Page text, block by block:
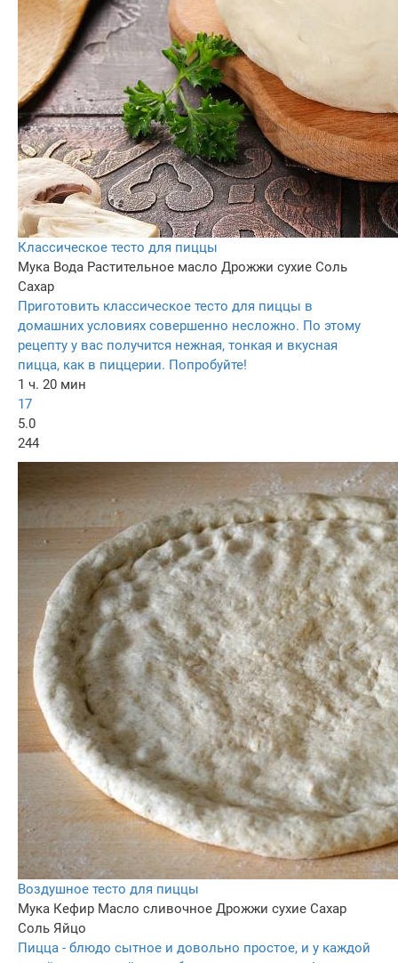
Классическое тесто для пиццы
Мука Вода Растительное масло Дрожжи сухие Соль
Сахар
Приготовить классическое тесто для пиццы в
домашних условиях совершенно несложно. По этому
рецепту у вас получится нежная, тонкая и вкусная
пицца, как в пиццерии. Попробуйте!
1 ч. 20 мин
17
5.0
244
Воздушное тесто для пиццы
Мука Кефир Масло сливочное Дрожжи сухие Сахар
Соль Яйцо
Пицца - блюдо сытное и довольно простое, и у каждой